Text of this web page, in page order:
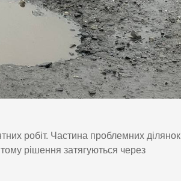
робіт. Частина проблемних ділянок
рішення затягуються через